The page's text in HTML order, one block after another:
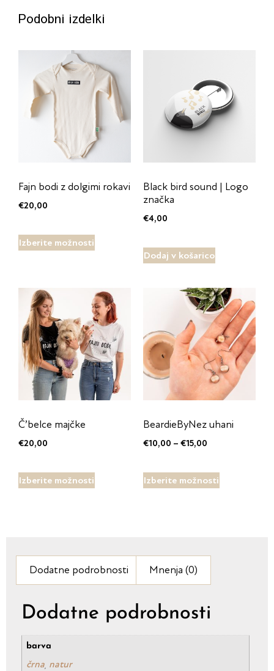
Podobni izdelki
Fajn bodi z dolgimi rokavi
€20,00
Izberite možnosti
Black bird sound | Logo
značka
€4,00
Dodaj v košarico
Č’belce majčke
€20,00
Izberite možnosti
BeardieByNez uhani
€10,00 – €15,00
Izberite možnosti
Dodatne podrobnosti Mnenja (0)
Dodatne podrobnosti
barva
črna natur